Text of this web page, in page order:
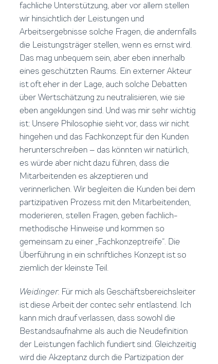
fachliche Unterstützung, aber vor allem stellen
wir hinsichtlich der Leistungen und
Arbeitsergebnisse solche Fragen, die andernfalls
die Leistungsträger stellen, wenn es ernst wird.
Das mag unbequem sein, aber eben innerhalb
eines geschützten Raums. Ein externer Akteur
ist oft eher in der Lage, auch solche Debatten
über Wertschätzung zu neutralisieren, wie sie
eben angeklungen sind. Und was mir sehr wichtig
ist: Unsere Philosophie sieht vor, dass wir nicht
hingehen und das Fachkonzept für den Kunden
herunterschreiben – das könnten wir natürlich,
es würde aber nicht dazu führen, dass die
Mitarbeitenden es akzeptieren und
verinnerlichen. Wir begleiten die Kunden bei dem
partizipativen Prozess mit den Mitarbeitenden,
moderieren, stellen Fragen, geben fachlich-
methodische Hinweise und kommen so
gemeinsam zu einer „Fachkonzeptreife“. Die
Überführung in ein schriftliches Konzept ist so
ziemlich der kleinste Teil.
Weidinger: Für mich als Geschäftsbereichsleiter
ist diese Arbeit der contec sehr entlastend. Ich
kann mich drauf verlassen, dass sowohl die
Bestandsaufnahme als auch die Neudefinition
der Leistungen fachlich fundiert sind. Gleichzeitig
wird die Akzeptanz durch die Partizipation der